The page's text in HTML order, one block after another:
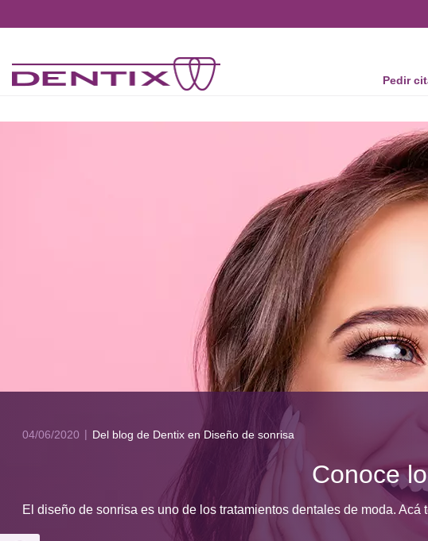
Pedir
04/06/2020 Del blog de Dentix en Diseño de sonrisa
Conoce
El diseño de sonrisa es uno de los tratamientos dentales de moda.